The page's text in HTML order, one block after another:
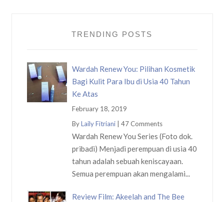
TRENDING POSTS
Wardah Renew You: Pilihan Kosmetik
Bagi Kulit Para Ibu di Usia 40 Tahun
Ke Atas
February 18, 2019
ByLaily Fitriani| 47 Comments
Wardah Renew You Series (Foto dok.
pribadi) Menjadi perempuan di usia 40
tahun adalah sebuah keniscayaan.
Semua perempuan akan mengalami...
Review Film: Akeelah and The Bee